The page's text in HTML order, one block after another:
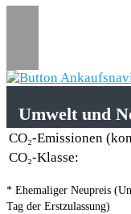
Umwelt und
CO₂-Emissionen
CO₂-Klasse:
* Ehemaliger Neupreis
Tag der Erstzulassung)